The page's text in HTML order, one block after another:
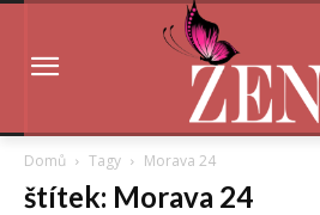
Domů Tagy Morava 24
štítek: Morava 24